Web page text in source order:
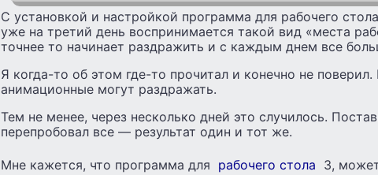
С установкой и настройкой программа для рабочего
уже на третий день воспринимается такой вид «места
точнее то начинает раздражить и с каждым днем все
Я когда-то об этом где-то прочитал и конечно не
анимационные могут раздражать.
Тем не менее, через несколько дней это случилось.
перепробовал все — результат один и тот же.
Мне кажется, что программа для рабочего стола 3,